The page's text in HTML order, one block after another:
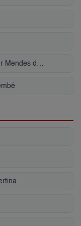
Condomínios Fechados Jardim Leonor Mendes de Barros